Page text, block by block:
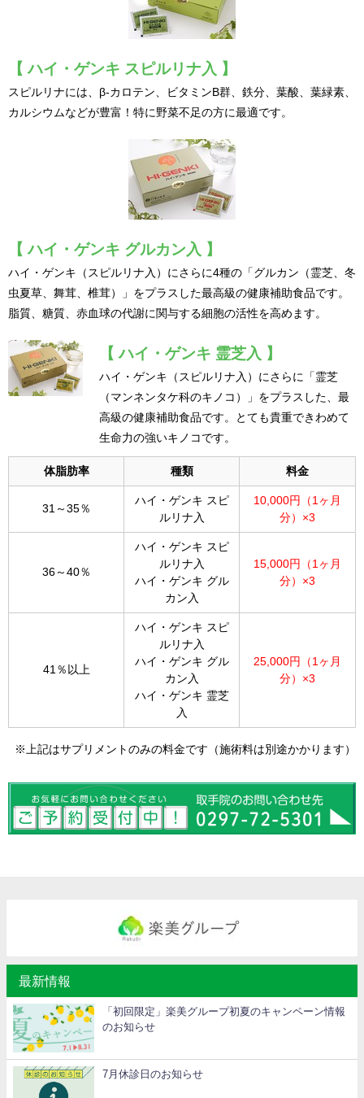
【 ハイ・ゲンキ スピルリナ入 】
スピルリナには、β-カロテン、ビタミンB群、鉄分、葉酸、 葉緑素、
カルシウムなどが豊富！特に野菜不足の方に最適です。
【 ハイ・ゲンキ グルカン入 】
ハイ・ゲンキ（スピルリナ入）にさらに4種の「グルカン（霊芝、冬
虫夏草、 舞茸、椎茸）」をプラスした最高級の健康補助食品です。
脂質、糖質、赤血球の代謝に関与する細胞の活性を高めます。
【 ハイ・ゲンキ 霊芝入 】
ハイ・ゲンキ（スピルリナ入）にさらに「霊芝
（マンネンタケ科のキノコ）」 をプラスした、最
高級の健康補助食品です。
とても貴重できわめて
生命力の強いキノコです。
体脂肪率 種類 料金
31～35％
ハイ・ゲンキ スピ
ルリナ入
10,000円（1ヶ月
分）×3
36～40％
ハイ・ゲンキ スピ
ルリナ入
ハイ・ゲンキ グル
カン入
15,000円（1ヶ月
分）×3
41％以上
ハイ・ゲンキ スピ
ルリナ入
ハイ・ゲンキ グル
カン入
ハイ・ゲンキ 霊芝
入
25,000円（1ヶ月
分）×3
※上記はサプリメントのみの料金です （施術料は別途かかります）
最新情報
「初回限定」楽美グループ初夏のキャンペーン情報
のお知らせ
7月休診日のお知らせ